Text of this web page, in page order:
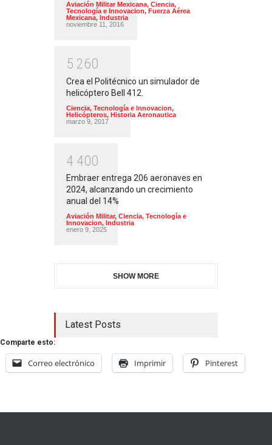
Aviación Militar Mexicana, Ciencia,
Tecnología e Innovacion, Fuerza Aérea
Mexicana, Industria
noviembre 11, 2016
5 260
Crea el Politécnico un simulador de
helicóptero Bell 412.
Ciencia, Tecnología e Innovacion,
Helicópteros, Historia Aeronautica
marzo 9, 2017
4 400
Embraer entrega 206 aeronaves en
2024, alcanzando un crecimiento
anual del 14%
Aviación Militar, Ciencia, Tecnología e
Innovacion, Industria
enero 9, 2025
SHOW MORE
Latest Posts
Comparte esto:
Correo electrónico Imprimir Pinterest